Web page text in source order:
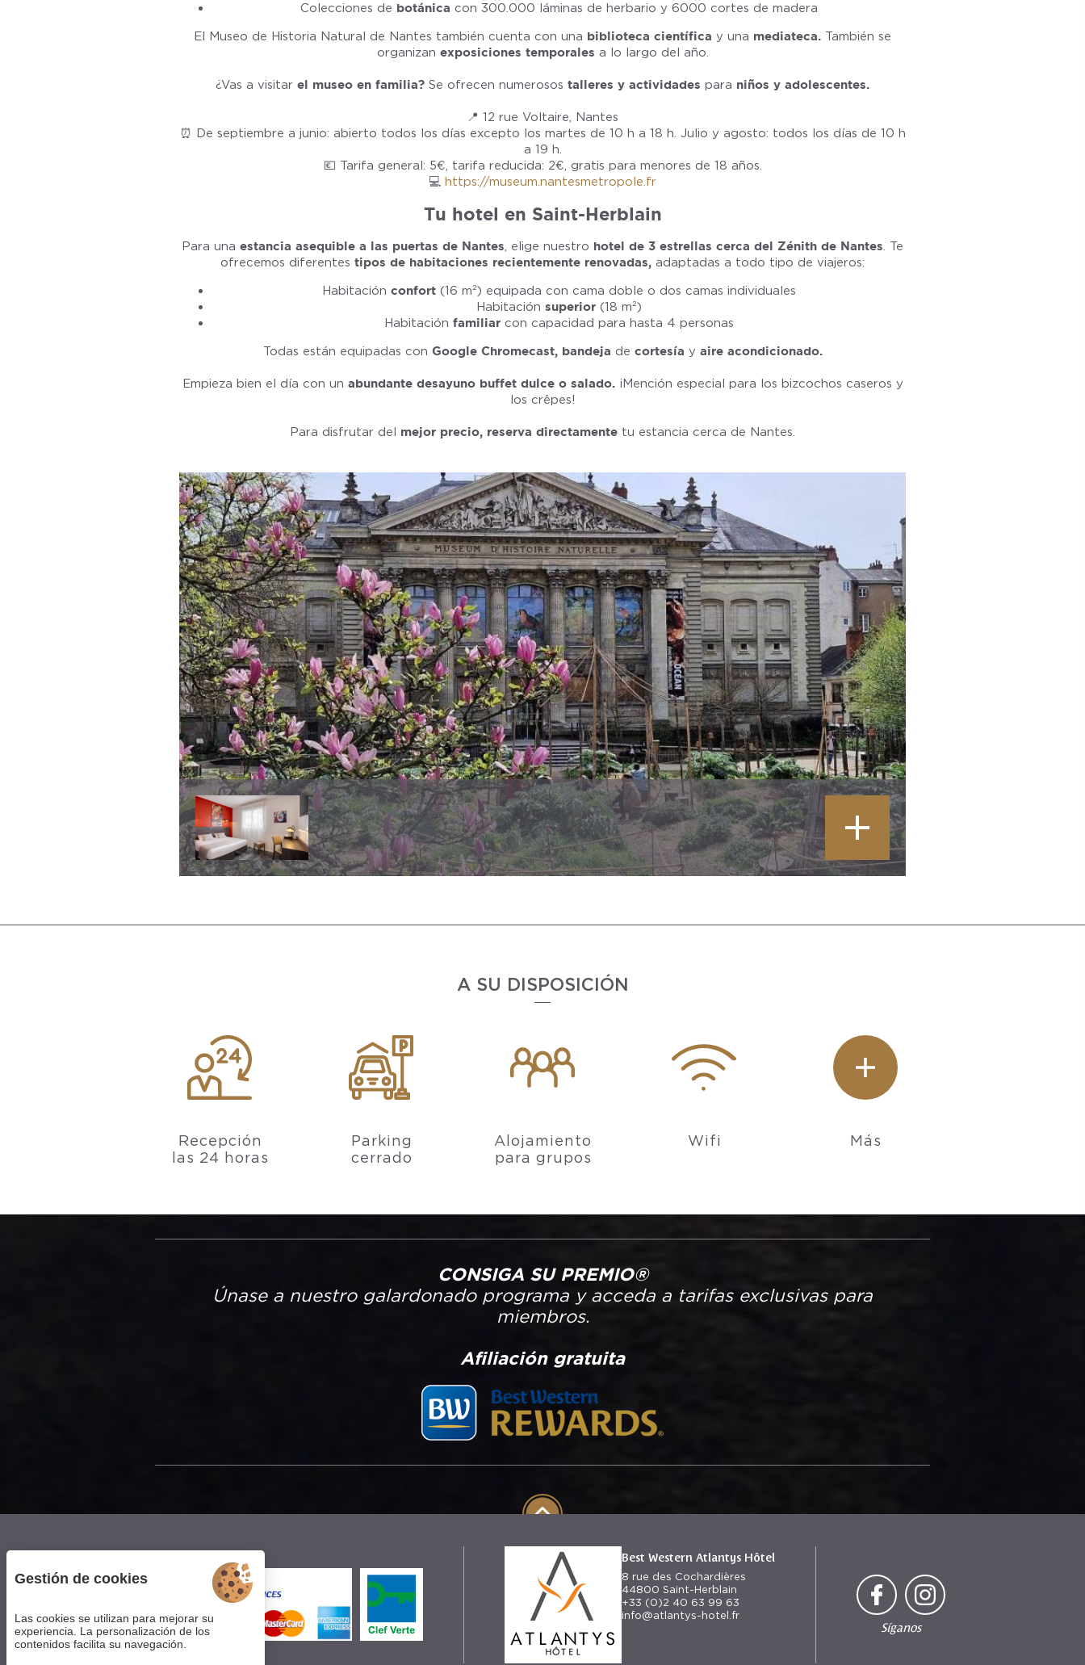
Colecciones de botánica con 300.000 láminas de herbario y 6000 cortes de madera
El Museo de Historia Natural de Nantes también cuenta con una biblioteca científica y una mediateca. También se
organizan exposiciones temporales a lo largo del año.
¿Vas a visitar el museo en familia? Se ofrecen numerosos talleres y actividades para niños y adolescentes.
📍 12 rue Voltaire, Nantes
⏰ De septiembre a junio: abierto todos los días excepto los martes de 10 h a 18 h. Julio y agosto: todos los días de 10 h
a 19 h.
💶 Tarifa general: 5€, tarifa reducida: 2€, gratis para menores de 18 años.
💻 https://museum.nantesmetropole.fr
Tu hotel en Saint-Herblain
Para una estancia asequible a las puertas de Nantes, elige nuestro hotel de 3 estrellas cerca del Zénith de Nantes. Te
ofrecemos diferentes tipos de habitaciones recientemente renovadas, adaptadas a todo tipo de viajeros:
Habitación confort(16 m²) equipada con cama doble o dos camas individuales
Habitación superior(18 m²)
Habitación familiarcon capacidad para hasta 4 personas
Todas están equipadas con Google Chromecast, bandeja de cortesía y aire acondicionado.
Empieza bien el día con un abundante desayuno buffet dulce o salado.¡Mención especial para los bizcochos caseros y
los crêpes!
Para disfrutar del mejor precio, reserva directamente tu estancia cerca de Nantes.
A SU DISPOSICIÓN
Recepción
las 24 horas
Parking
cerrado
Alojamiento
para grupos
Wifi Más
CONSIGA SU PREMIO®
Únase a nuestro galardonado programa y acceda a tarifas exclusivas para
miembros.
Afiliación gratuita
Best Western Atlantys Hôtel
8 rue des Cochardières
44800 Saint-Herblain
+33 (0)2 40 63 99 63
info@atlantys-hotel.fr
Síganos
Gestión de cookies
Las cookies se utilizan para mejorar su
experiencia. La personalización de los
contenidos facilita su navegación.